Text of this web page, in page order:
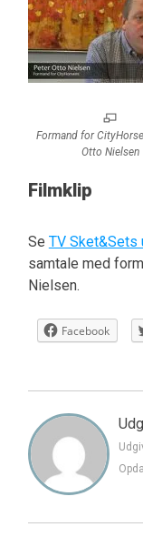
Formand for
Otto Nielsen
Filmklip
Se TV Sket&Sets
samtale med
Nielsen.
Facebook